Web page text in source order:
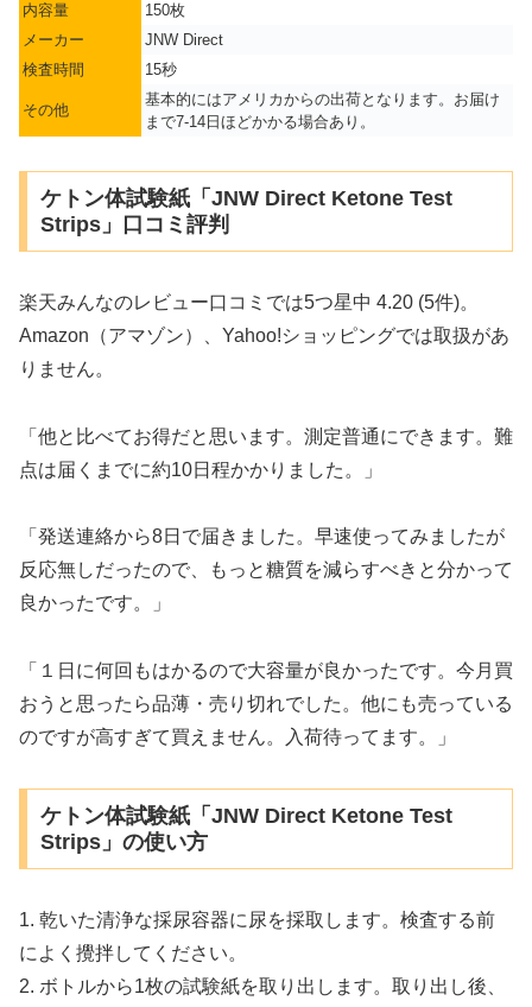
内容量
150枚
メーカー
JNW Direct
検査時間
15秒
その他
基本的にはアメリカからの出荷となります。お届け
まで7-14日ほどかかる場合あり。
ケトン体試験紙「JNW Direct Ketone Test
Strips」口コミ評判
楽天みんなのレビュー口コミでは5つ星中 4.20 (5件)。
Amazon（アマゾン）、Yahoo!ショッピングでは取扱があ
りません。
「他と比べてお得だと思います。測定普通にできます。難
点は届くまでに約10日程かかりました。」
「発送連絡から8日で届きました。早速使ってみましたが
反応無しだったので、もっと糖質を減らすべきと分かって
良かったです。」
「１日に何回もはかるので大容量が良かったです。今月買
おうと思ったら品薄・売り切れでした。他にも売っている
のですが高すぎて買えません。入荷待ってます。」
ケトン体試験紙「JNW Direct Ketone Test
Strips」の使い方
1. 乾いた清浄な採尿容器に尿を採取します。検査する前
によく攪拌してください。
2. ボトルから1枚の試験紙を取り出します。取り出し後、